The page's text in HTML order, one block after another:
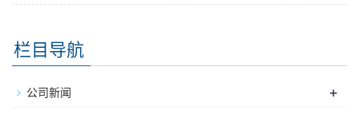
栏目导航
公司新闻 +